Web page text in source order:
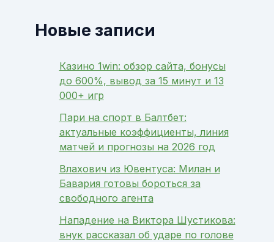
Новые записи
Казино 1win: обзор сайта, бонусы
до 600%, вывод за 15 минут и 13
000+ игр
Пари на спорт в Балтбет:
актуальные коэффициенты, линия
матчей и прогнозы на 2026 год
Влахович из Ювентуса: Милан и
Бавария готовы бороться за
свободного агента
Нападение на Виктора Шустикова:
внук рассказал об ударе по голове